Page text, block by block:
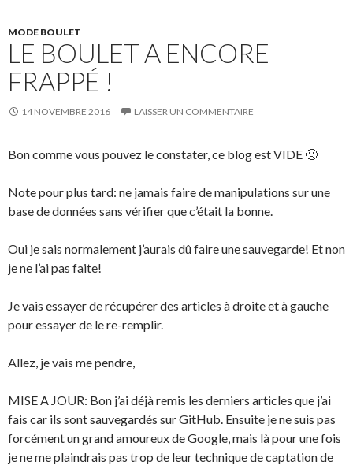
k
MODE BOULET
LE BOULET A ENCORE
FRAPPÉ !
14 NOVEMBRE 2016 LAISSER UN COMMENTAIRE
Bon comme vous pouvez le constater, ce blog est VIDE 🙁
Note pour plus tard: ne jamais faire de manipulations sur une
base de données sans vérifier que c’était la bonne.
Oui je sais normalement j’aurais dû faire une sauvegarde! Et non
je ne l’ai pas faite!
Je vais essayer de récupérer des articles à droite et à gauche
pour essayer de le re-remplir.
Allez, je vais me pendre,
MISE A JOUR: Bon j’ai déjà remis les derniers articles que j’ai
fais car ils sont sauvegardés sur GitHub. Ensuite je ne suis pas
forcément un grand amoureux de Google, mais là pour une fois
je ne me plaindrais pas trop de leur technique de captation de